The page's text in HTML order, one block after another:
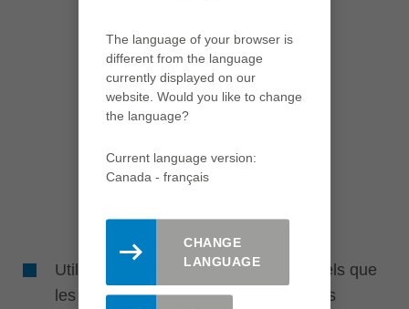
Utilisation dans différents matériaux tels que
les panneaux de particules et de fibres
The language of your browser is
different from the language
currently displayed on our
website. Would you like to change
the language?
Current language version:
Canada - français
CHANGE
LANGUAGE